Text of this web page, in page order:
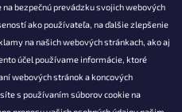
bezpečnú prevádzku svojich webových
ako používateľa, na ďalšie zlepšenie
na našich webových stránkach, ako aj
účel používame informácie, ktoré
webových stránok a koncových
s používaním súborov cookie na